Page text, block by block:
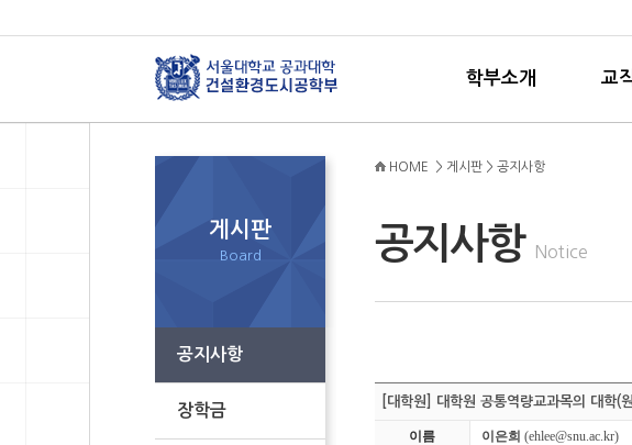
학부소개 교
게시판
Board
공지사항
장학금
공지사항 Notice
HOME > 게시판 > 공지사항
[대학원] 대학원 공통역량교과목의 대학(
이름 이은희 (ehlee@snu.ac.kr)